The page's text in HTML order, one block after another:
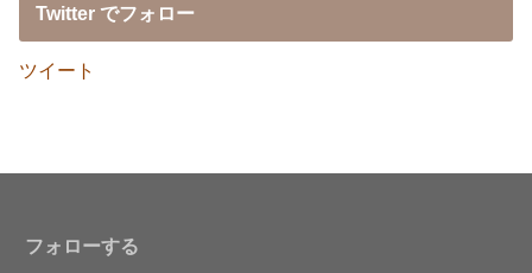
Twitter でフォロー
ツイート
フォローする